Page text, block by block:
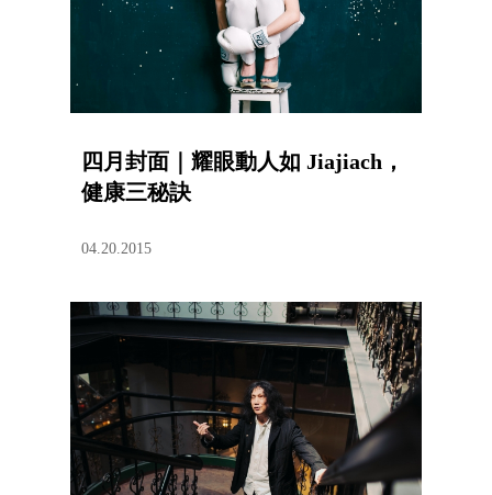
四月封面｜耀眼動人如 Jiajiach，
健康三秘訣
04.20.2015